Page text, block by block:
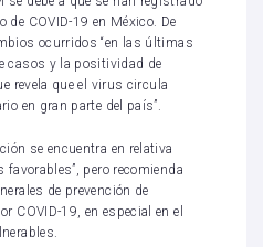
COVID-19 en México. De
ocurridos “en las últimas
casos y la positividad de
revela que el virus circula
en gran parte del país”.
se encuentra en relativa
pero recomienda
de prevención de
COVID-19, en especial en el